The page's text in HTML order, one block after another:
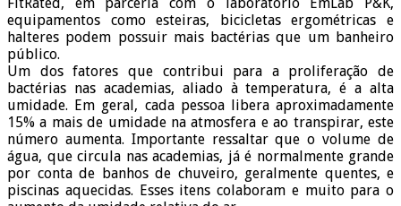
equipamentos como esteiras, bicicletas ergométricas e
halteres podem possuir mais bactérias que um banheiro
público.
Um dos fatores que contribui para a proliferação de
bactérias nas academias, aliado à temperatura, é a alta
umidade. Em geral, cada pessoa libera aproximadamente
15% a mais de umidade na atmosfera e ao transpirar, este
número aumenta. Importante ressaltar que o volume de
água, que circula nas academias, já é normalmente grande
por conta de banhos de chuveiro, geralmente quentes, e
piscinas aquecidas. Esses itens colaboram e muito para o